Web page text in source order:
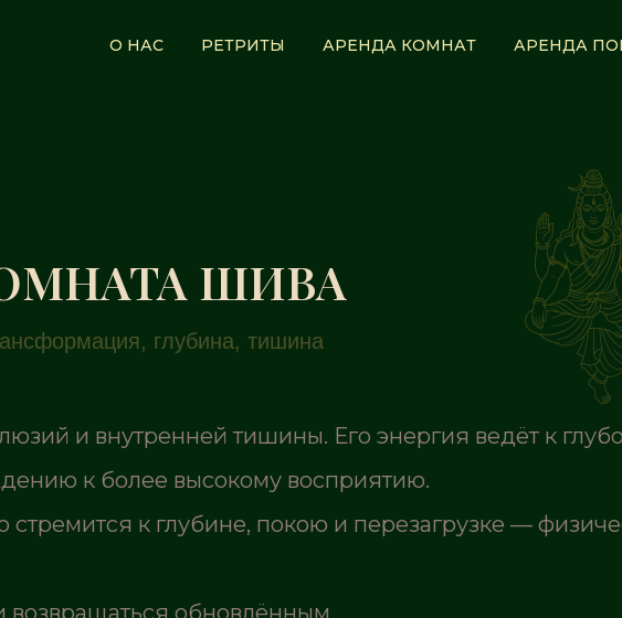
О НАС РЕТРИТЫ АРЕНДА КОМНАТ АРЕНДА
глубина, тишина
ШИВА
и внутренней тишины. Его энергия ведёт к
к более высокому восприятию.
стремится к глубине, покою и перезагрузке —
возвращаться обновлённым.